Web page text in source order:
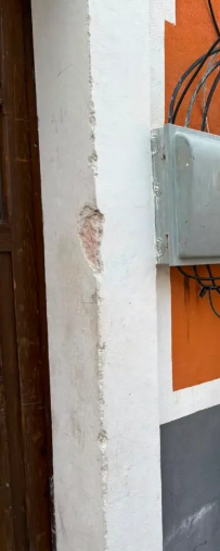
Celaya-Salvatierra, 14
Campus Irapuato-
16 del Colegio del Nivel
Rectoría General.
se impartió la
vida, no un final”,
laboral representa una
nuevos proyectos,
dedicaron décadas a la
permanece en las